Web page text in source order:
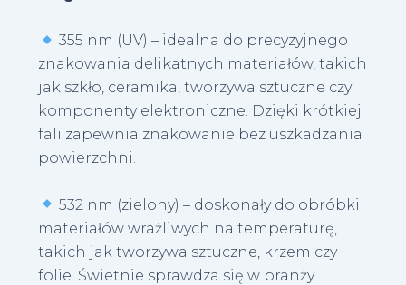
355 nm (UV) – idealna do precyzyjnego
znakowania delikatnych materiałów, takich
jak szkło, ceramika, tworzywa sztuczne czy
komponenty elektroniczne. Dzięki krótkiej
fali zapewnia znakowanie bez uszkadzania
powierzchni.
532 nm (zielony) – doskonały do obróbki
materiałów wrażliwych na temperaturę,
takich jak tworzywa sztuczne, krzem czy
folie. Świetnie sprawdza się w branży